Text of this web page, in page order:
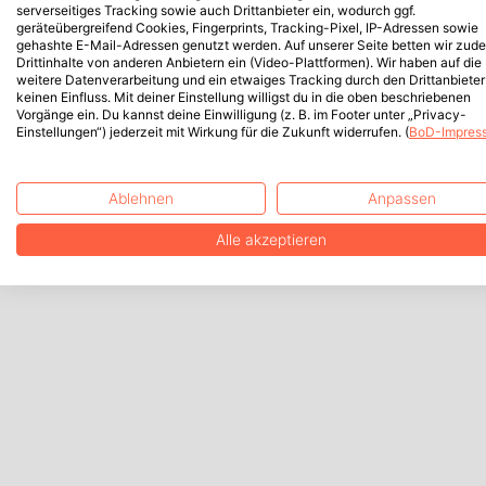
serverseitiges Tracking sowie auch Drittanbieter ein, wodurch ggf.
geräteübergreifend Cookies, Fingerprints, Tracking-Pixel, IP-Adressen sowie
gehashte E-Mail-Adressen genutzt werden. Auf unserer Seite betten wir
Drittinhalte von anderen Anbietern ein (Video-Plattformen). Wir haben auf die
weitere Datenverarbeitung und ein etwaiges Tracking durch den Drittanbieter
keinen Einfluss. Mit deiner Einstellung willigst du in die oben beschriebenen
Vorgänge ein. Du kannst deine Einwilligung (z. B. im Footer unter „Privacy-
Einstellungen“) jederzeit mit Wirkung für die Zukunft widerrufen. (BoD-
Ablehnen Anpassen
Alle akzeptieren